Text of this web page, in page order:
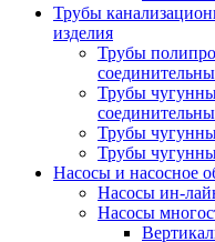
Трубы
изделия
Трубы
Трубы
Трубы
Трубы
Насосы и насосное
Насосы ин-
Насосы